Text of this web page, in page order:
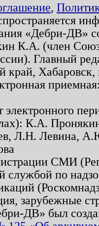
,
«Дебри-ДВ»
К.А. (член
Главный
край,
электронного
К.А.
Л.Н. Левина,
СМИ
службой по
зарубежные
ДВ» был